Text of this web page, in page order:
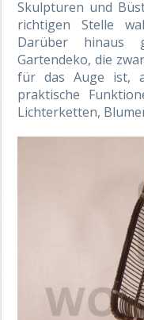
Skulpturen und
richtigen Stelle
Darüber hinaus
Gartendeko, die
für das Auge ist,
praktische
Lichterketten,